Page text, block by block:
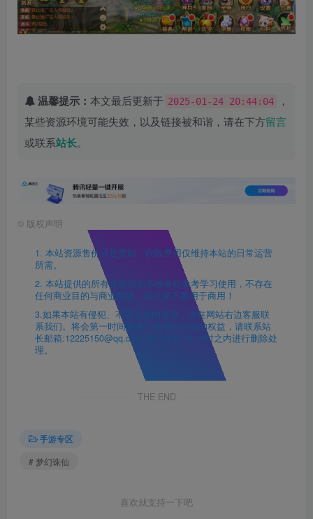
温馨提示： 本文最后更新于 2025-01-24 20:44:04
，
某些资源环境可能失效，以及链接被和谐，请在下方留言
或联系站长。
© 版权声明
1. 本站资源售价只是赞助，收取费用仅维持本站的日常运营
所需。
2. 本站提供的所有资源仅供本地单机参考学习使用，不存在
任何商业目的与商业用途，请大家不要用于商用！
3.如果本站有侵犯、不妥之处的资源，请在网站右边客服联
系我们。将会第一时间解决！若侵犯到您的权益，请联系站
长邮箱:12225150@qq.com 我们会在24h小时之内进行删除处
理。
THE END
手游专区
# 梦幻诛仙
喜欢就支持一下吧